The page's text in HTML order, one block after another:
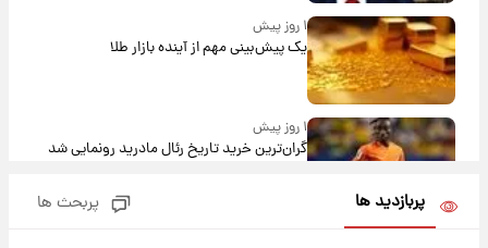
۱ روز پیش
یک پیش‌بینی مهم از آینده بازار طلا
۱ روز پیش
گران‌ترین خرید تاریخ رئال مادرید رونمایی شد
پربازدید ها پربحث ها